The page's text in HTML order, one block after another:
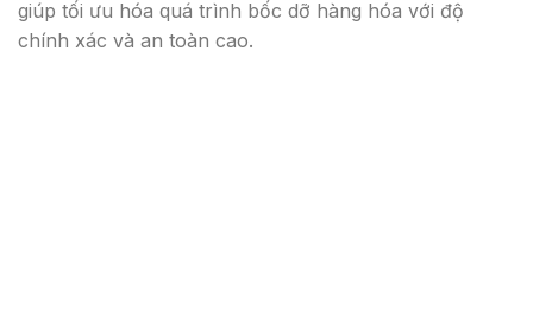
giúp tối ưu hóa quá trình bốc dỡ hàng hóa với độ
chính xác và an toàn cao.